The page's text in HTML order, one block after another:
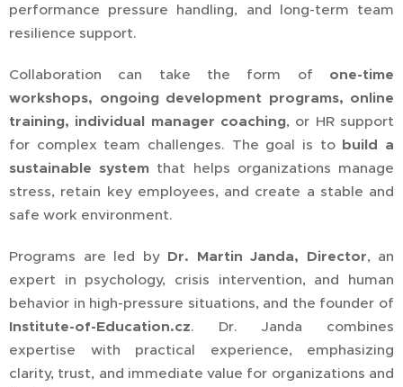
performance pressure handling, and long-term team
resilience support.
Collaboration can take the form of one-time
workshops, ongoing development programs, online
training, individual manager coaching, or HR support
for complex team challenges. The goal is to build a
sustainable system that helps organizations manage
stress, retain key employees, and create a stable and
safe work environment.
Programs are led by Dr. Martin Janda, Director, an
expert in psychology, crisis intervention, and human
behavior in high-pressure situations, and the founder of
Institute-of-Education.cz. Dr. Janda combines
expertise with practical experience, emphasizing
clarity, trust, and immediate value for organizations and